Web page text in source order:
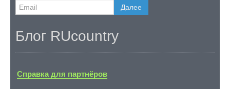
Далее
Блог RUcountry
Справка для партнёров